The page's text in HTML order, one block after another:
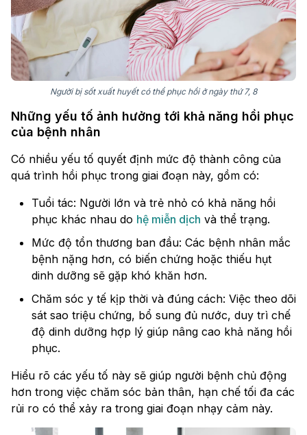
Người bị sốt xuất huyết có thể phục hồi ở ngày thứ 7, 8
Những yếu tố ảnh hưởng tới khả năng hồi phục
của bệnh nhân
Có nhiều yếu tố quyết định mức độ thành công của
quá trình hồi phục trong giai đoạn này, gồm có:
Tuổi tác: Người lớn và trẻ nhỏ có khả năng hồi
phục khác nhau do hệ miễn dịch và thể trạng.
Mức độ tổn thương ban đầu: Các bệnh nhân mắc
bệnh nặng hơn, có biến chứng hoặc thiếu hụt
dinh dưỡng sẽ gặp khó khăn hơn.
Chăm sóc y tế kịp thời và đúng cách: Việc theo dõi
sát sao triệu chứng, bổ sung đủ nước, duy trì chế
độ dinh dưỡng hợp lý giúp nâng cao khả năng hồi
phục.
Hiểu rõ các yếu tố này sẽ giúp người bệnh chủ động
hơn trong việc chăm sóc bản thân, hạn chế tối đa các
rủi ro có thể xảy ra trong giai đoạn nhạy cảm này.